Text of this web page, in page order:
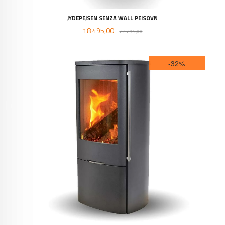
JYDEPEJSEN SENZA WALL PEISOVN
Tilbud
18 495,00 27 295,00Rabatt
-32%